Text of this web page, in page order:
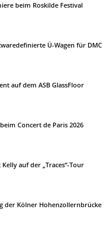
beim Roskilde Festival
Ü-Wagen für DMC
auf dem ASB GlassFloor
Concert de Paris 2026
auf der „Traces“-Tour
der Kölner Hohenzollernbrücke